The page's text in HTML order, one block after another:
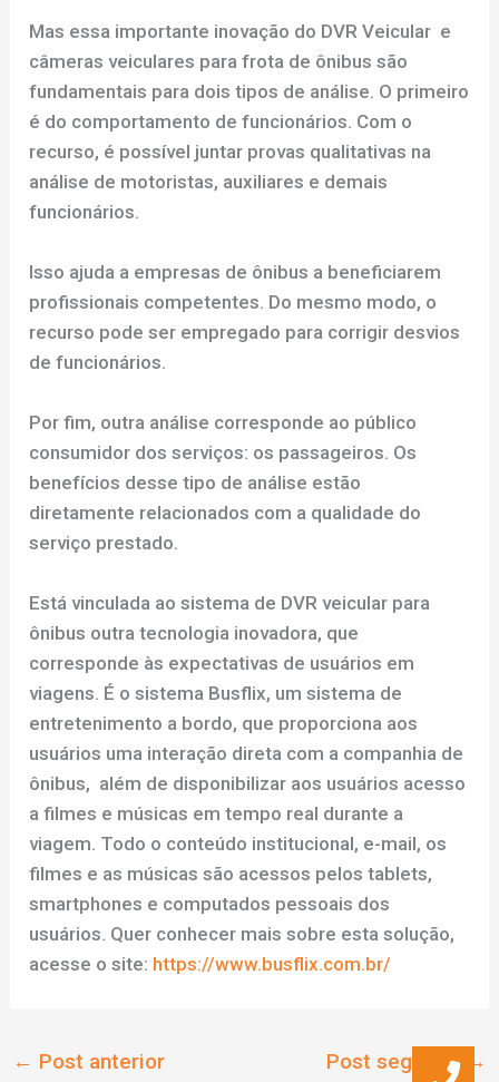
Mas essa importante inovação do DVR Veicular e
câmeras veiculares para frota de ônibus são
fundamentais para dois tipos de análise. O primeiro
é do comportamento de funcionários. Com o
recurso, é possível juntar provas qualitativas na
análise de motoristas, auxiliares e demais
funcionários.
Isso ajuda a empresas de ônibus a beneficiarem
profissionais competentes. Do mesmo modo, o
recurso pode ser empregado para corrigir desvios
de funcionários.
Por fim, outra análise corresponde ao público
consumidor dos serviços: os passageiros. Os
benefícios desse tipo de análise estão
diretamente relacionados com a qualidade do
serviço prestado.
Está vinculada ao sistema de DVR veicular para
ônibus outra tecnologia inovadora, que
corresponde às expectativas de usuários em
viagens. É o sistema Busflix, um sistema de
entretenimento a bordo, que proporciona aos
usuários uma interação direta com a companhia de
ônibus, além de disponibilizar aos usuários acesso
a filmes e músicas em tempo real durante a
viagem. Todo o conteúdo institucional, e-mail, os
filmes e as músicas são acessos pelos tablets,
smartphones e computados pessoais dos
usuários. Quer conhecer mais sobre esta solução,
acesse o site: https://www.busflix.com.br/
← Post anterior Post seguinte →